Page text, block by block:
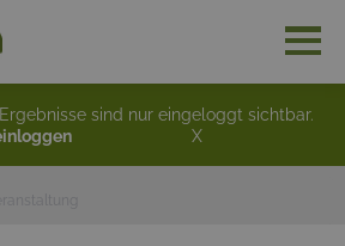
sind nur eingeloggt sichtbar.
X